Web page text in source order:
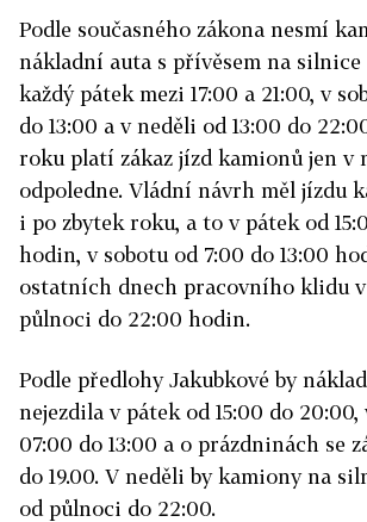
Podle současného zákona nesmí
nákladní auta s přívěsem na
každý pátek mezi 17:00 a 21:00, v
do 13:00 a v neděli od 13:00 do
roku platí zákaz jízd kamionů jen v
odpoledne. Vládní návrh měl jízdu
i po zbytek roku, a to v pátek od
hodin, v sobotu od 7:00 do 13:00
ostatních dnech pracovního klidu v
půlnoci do 22:00 hodin.
Podle předlohy Jakubkové by
nejezdila v pátek od 15:00 do 20:00,
07:00 do 13:00 a o prázdninách se
do 19.00. V neděli by kamiony na
od půlnoci do 22:00.